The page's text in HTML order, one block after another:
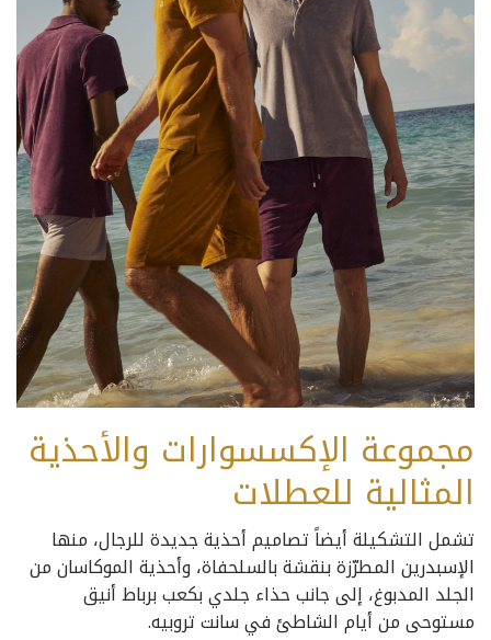
مجموعة الإكسسوارات والأحذية
المثالية للعطلات
تشمل التشكيلة أيضاً تصاميم أحذية جديدة للرجال، منها
الإسبدرين المطرّزة بنقشة بالسلحفاة، وأحذية الموكاسان من
الجلد المدبوغ، إلى جانب حذاء جلدي بكعب برباط أنيق
مستوحى من أيام الشاطئ في سانت تروبيه.